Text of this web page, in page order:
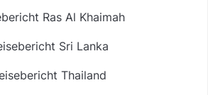
Ras Al Khaimah
Sri Lanka
Thailand